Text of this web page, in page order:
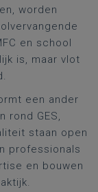
worden
en school
is, maar vlot
een ander
rond GES,
staan open
professionals
en bouwen